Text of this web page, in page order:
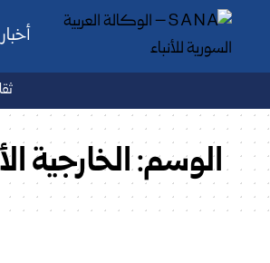
الوسم:الخارجية